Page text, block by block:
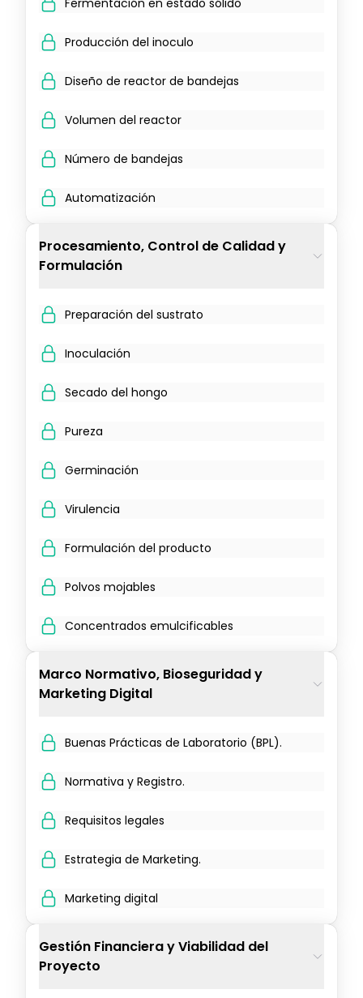
Fermentación en estado sólido
Producción del inoculo
Diseño de reactor de bandejas
Volumen del reactor
Número de bandejas
Automatización
Procesamiento, Control de Calidad y
Formulación
Preparación del sustrato
Inoculación
Secado del hongo
Pureza
Germinación
Virulencia
Formulación del producto
Polvos mojables
Concentrados emulcificables
Marco Normativo, Bioseguridad y
Marketing Digital
Buenas Prácticas de Laboratorio (BPL).
Normativa y Registro.
Requisitos legales
Estrategia de Marketing.
Marketing digital
Gestión Financiera y Viabilidad del
Proyecto